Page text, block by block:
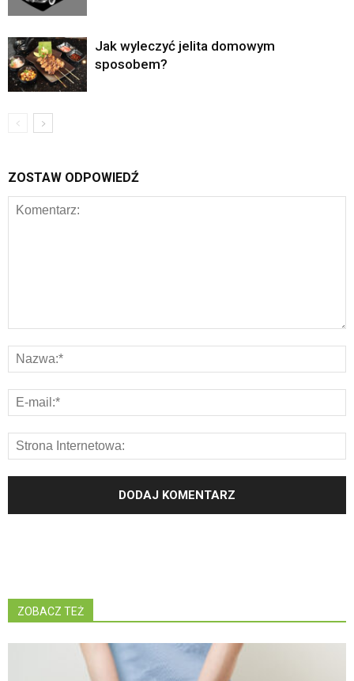
Jak wyleczyć jelita domowym
sposobem?
ZOSTAW ODPOWIEDŹ
ZOBACZ TEŻ